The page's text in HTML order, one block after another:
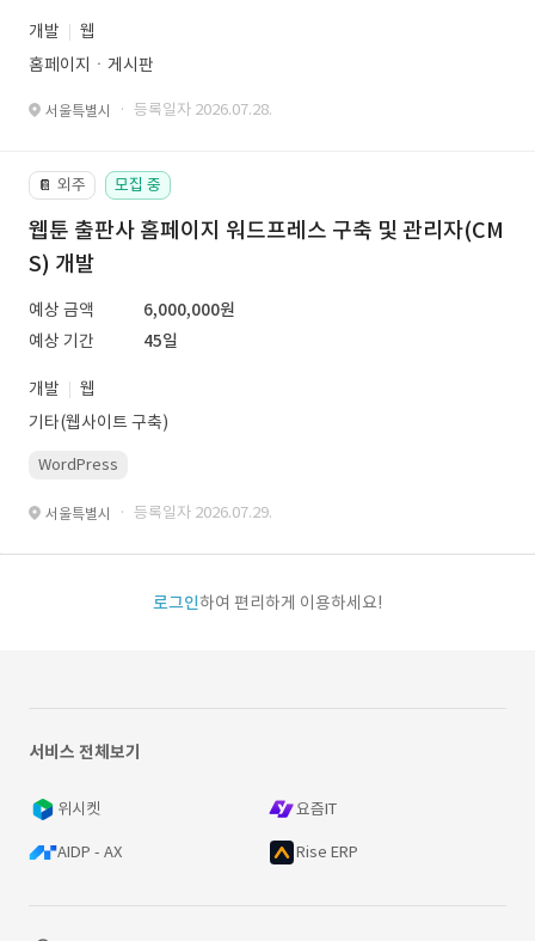
개발
웹
홈페이지ㆍ게시판
서울특별시 · 등록일자 2026.07.28.
📔 외주 모집 중
웹툰 출판사 홈페이지 워드프레스 구축 및 관리자(CM
S) 개발
예상 금액
6,000,000원
예상 기간
45일
개발
웹
기타(웹사이트 구축)
WordPress
서울특별시 · 등록일자 2026.07.29.
로그인하여 편리하게 이용하세요!
서비스 전체보기
위시켓 요즘IT
AIDP - AX Rise ERP